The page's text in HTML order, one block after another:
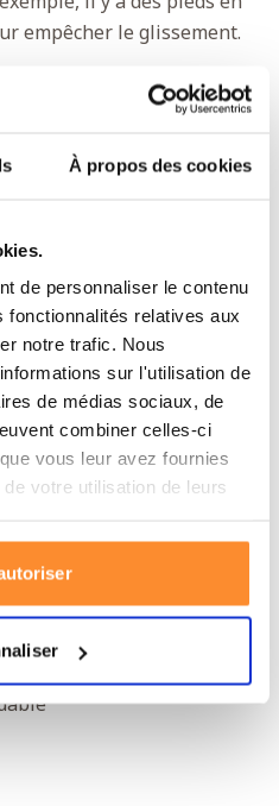
À propos des cookies
de personnaliser le contenu
relatives aux
notre trafic. Nous
sur l'utilisation de
de médias sociaux, de
combiner celles-ci
vous leur avez fournies
votre utilisation de leurs
empêcher le glissement.
socle idéal pour
a sa propre norme.
filtres à eau varie. La
- diamètre: 21 cm
- diamètre: 23 cm (hauteur
- diamètre: 26 cm
pour le Royal